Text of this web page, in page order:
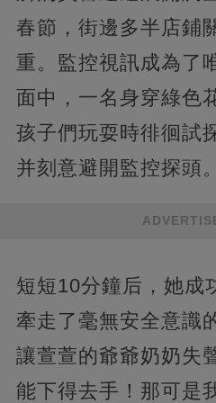
春節，街邊多半店鋪
重。監控視訊成為了
面中，一名身穿綠色
孩子們玩耍時徘徊試
并刻意避開監控探頭。
短短10分鐘后，她成
牽走了毫無安全意識
讓萱萱的爺爺奶奶失
能下得去手！那可是